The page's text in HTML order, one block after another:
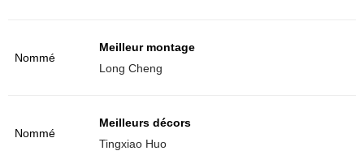
Nommé
Meilleur montage
Long Cheng
Nommé
Meilleurs décors
Tingxiao Huo